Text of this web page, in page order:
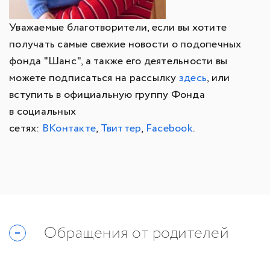
Уважаемые благотворители, если вы хотите
получать самые свежие новости о подопечных
фонда "Шанс", а также его деятельности вы
можете подписаться на рассылкуздесь, или
вступить в официальную группу Фонда
в социальных
сетях: ВКонтакте,Твиттер, Facebook.
Обращения от родителей